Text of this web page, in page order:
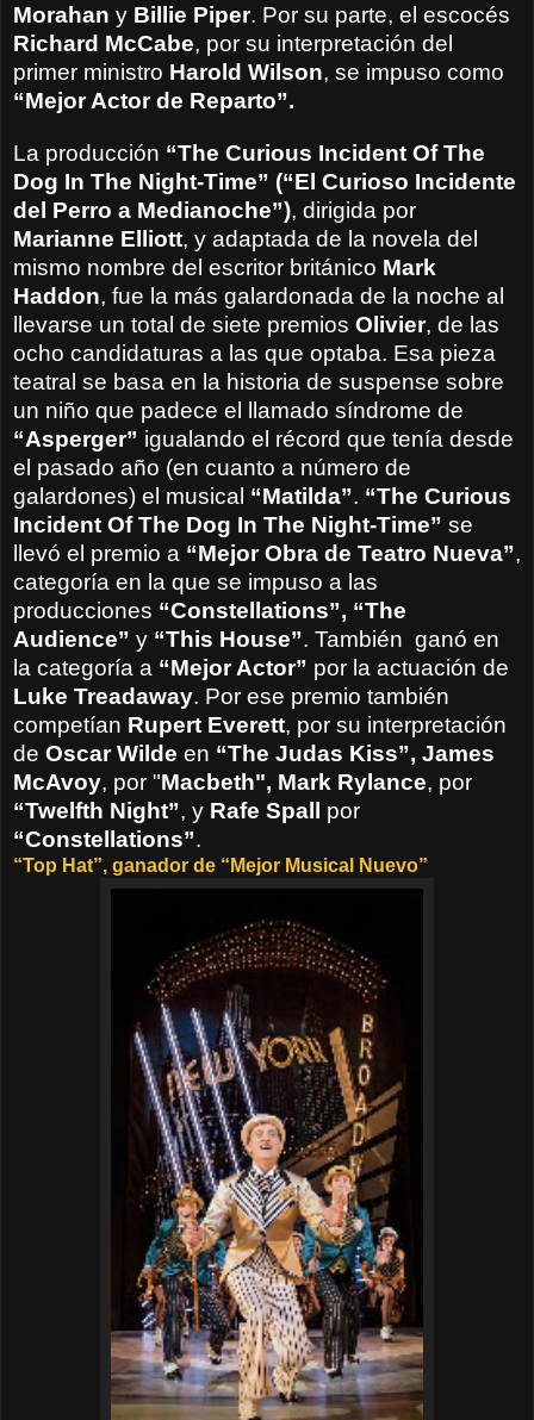
Morahan y Billie Piper. Por su parte, el escocés
Richard McCabe, por su interpretación del
primer ministro Harold Wilson, se impuso como
“Mejor Actor de Reparto”.
La producción “The Curious Incident Of The
Dog In The Night-Time” (“El Curioso Incidente
del Perro a Medianoche”), dirigida por
Marianne Elliott, y adaptada de la novela del
mismo nombre del escritor británico Mark
Haddon, fue la más galardonada de la noche al
llevarse un total de siete premios Olivier, de las
ocho candidaturas a las que optaba. Esa pieza
teatral se basa en la historia de suspense sobre
un niño que padece el llamado síndrome de
“Asperger” igualando el récord que tenía desde
el pasado año (en cuanto a número de
galardones) el musical “Matilda”. “The Curious
Incident Of The Dog In The Night-Time” se
llevó el premio a “Mejor Obra de Teatro Nueva”,
categoría en la que se impuso a las
producciones “Constellations”, “The
Audience” y “This House”. También ganó en
la categoría a “Mejor Actor” por la actuación de
Luke Treadaway. Por ese premio también
competían Rupert Everett, por su interpretación
de Oscar Wilde en “The Judas Kiss”, James
McAvoy, por "Macbeth", Mark Rylance, por
“Twelfth Night”, y Rafe Spall por
“Constellations”.
“Top Hat”, ganador de “Mejor Musical Nuevo”